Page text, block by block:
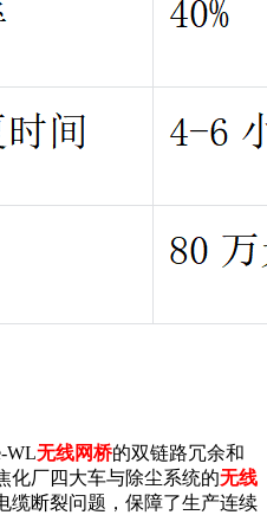
WL无线网桥的双链路冗余和
化厂四大车与除尘系统的无线
缆断裂问题，保障了生产连续